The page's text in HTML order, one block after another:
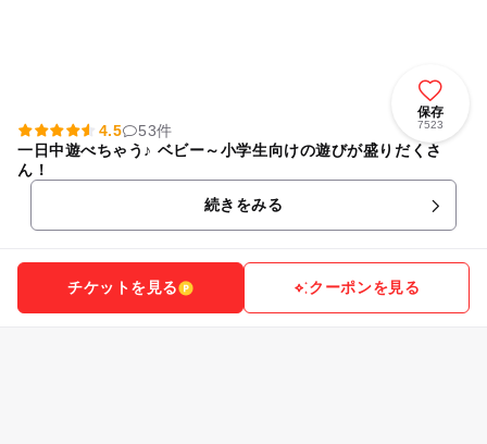
保存
7523
4.5
53件
一日中遊べちゃう♪ ベビー～小学生向けの遊びが盛りだくさ
ん！
続きをみる
チケットを見る クーポンを見る